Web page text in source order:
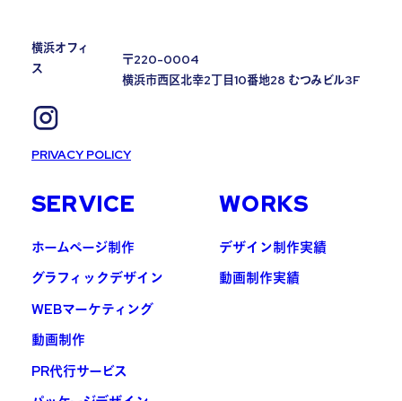
横浜オフィ
ス
〒220-0004
横浜市西区北幸2丁目10番地28 むつみビル3F
PRIVACY POLICY
SERVICE
ホームページ制作
グラフィックデザイン
WEBマーケティング
動画制作
PR代行サービス
WORKS
デザイン制作実績
動画制作実績